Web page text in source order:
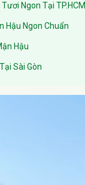
Ngon Tại TP.HCM
Hậu Ngon Chuẩn
Hậu
Sài Gòn